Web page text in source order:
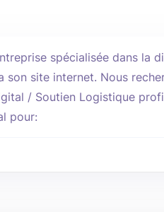
spécialisée dans la
son site internet. Nous
/ Soutien Logistique
pour: